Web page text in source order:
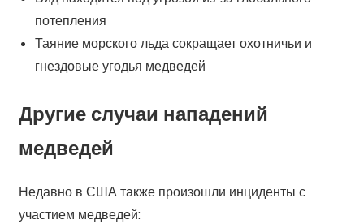
потепления
Таяние морского льда сокращает охотничьи и
гнездовые угодья медведей
Другие случаи нападений
медведей
Недавно в США также произошли инциденты с
участием медведей: